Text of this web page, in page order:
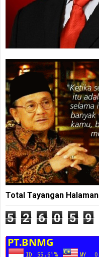
Total Tayangan Halaman
5 2 6 0 5 9